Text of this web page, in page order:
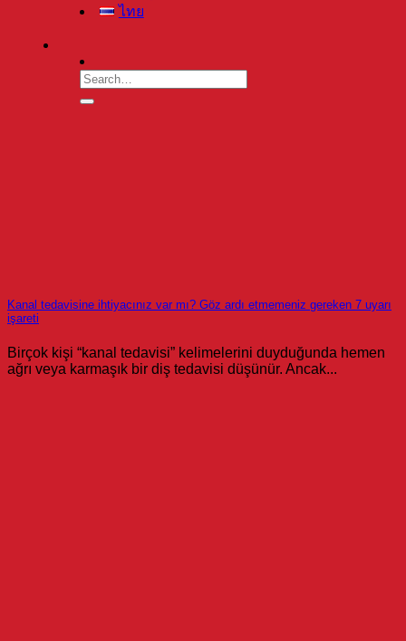
ไทย
Kanal tedavisine ihtiyacınız var mı? Göz ardı etmemeniz gereken 7 uyarı
işareti
Birçok kişi “kanal tedavisi” kelimelerini duyduğunda hemen
ağrı veya karmaşık bir diş tedavisi düşünür. Ancak...